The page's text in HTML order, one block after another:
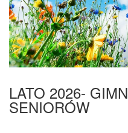
LATO 2026-
SENIORÓW